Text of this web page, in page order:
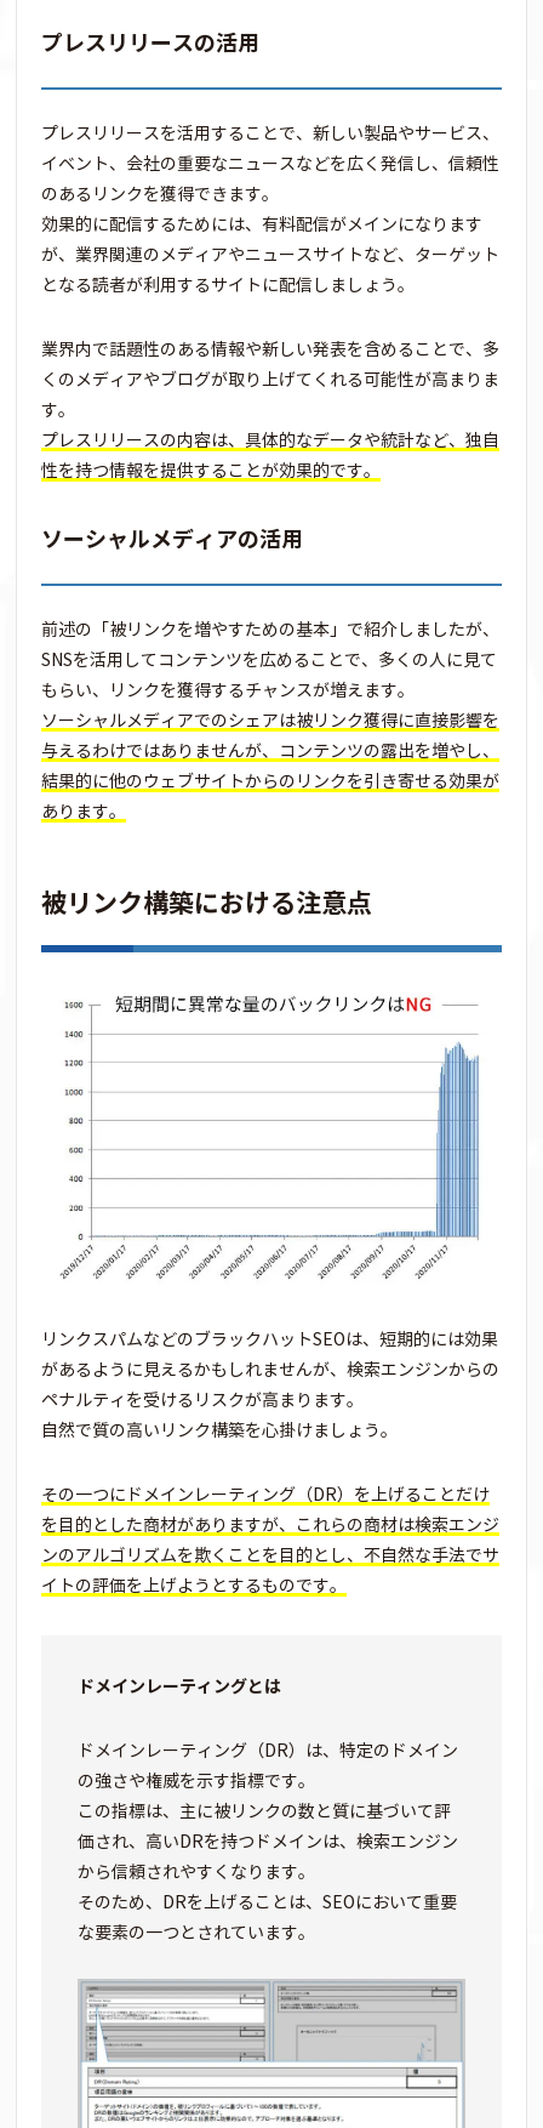
プレスリリースの活用
プレスリリースを活用することで、新しい製品やサービス、
イベント、会社の重要なニュースなどを広く発信し、信頼性
のあるリンクを獲得できます。
効果的に配信するためには、有料配信がメインになります
が、業界関連のメディアやニュースサイトなど、ターゲット
となる読者が利用するサイトに配信しましょう。
業界内で話題性のある情報や新しい発表を含めることで、多
くのメディアやブログが取り上げてくれる可能性が高まりま
す。
プレスリリースの内容は、具体的なデータや統計など、独自
性を持つ情報を提供することが効果的です。
ソーシャルメディアの活用
前述の「被リンクを増やすための基本」で紹介しましたが、
SNSを活用してコンテンツを広めることで、多くの人に見て
もらい、リンクを獲得するチャンスが増えます。
ソーシャルメディアでのシェアは被リンク獲得に直接影響を
与えるわけではありませんが、コンテンツの露出を増やし、
結果的に他のウェブサイトからのリンクを引き寄せる効果が
あります。
被リンク構築における注意点
リンクスパムなどのブラックハットSEOは、短期的には効果
があるように見えるかもしれませんが、検索エンジンからの
ペナルティを受けるリスクが高まります。
自然で質の高いリンク構築を心掛けましょう。
その一つにドメインレーティング（DR）を上げることだけ
を目的とした商材がありますが、これらの商材は検索エンジ
ンのアルゴリズムを欺くことを目的とし、不自然な手法でサ
イトの評価を上げようとするものです。
ドメインレーティングとは
ドメインレーティング（DR）は、特定のドメイン
の強さや権威を示す指標です。
この指標は、主に被リンクの数と質に基づいて評
価され、高いDRを持つドメインは、検索エンジン
から信頼されやすくなります。
そのため、DRを上げることは、SEOにおいて重要
な要素の一つとされています。